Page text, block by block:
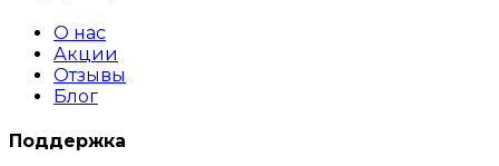
О нас
Акции
Отзывы
Блог
Поддержка